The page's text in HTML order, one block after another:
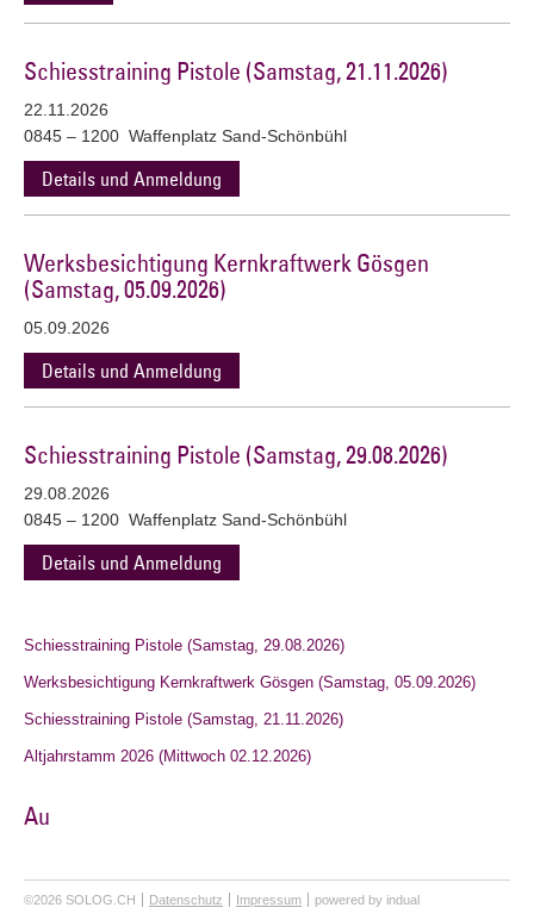
Schiesstraining Pistole (Samstag, 21.11.2026)
22.11.2026
0845 – 1200 Waffenplatz Sand-Schönbühl
Details und Anmeldung
Werksbesichtigung Kernkraftwerk Gösgen
(Samstag, 05.09.2026)
05.09.2026
Details und Anmeldung
Schiesstraining Pistole (Samstag, 29.08.2026)
29.08.2026
0845 – 1200 Waffenplatz Sand-Schönbühl
Details und Anmeldung
Schiesstraining Pistole (Samstag, 29.08.2026)
Werksbesichtigung Kernkraftwerk Gösgen (Samstag, 05.09.2026)
Schiesstraining Pistole (Samstag, 21.11.2026)
Altjahrstamm 2026 (Mittwoch 02.12.2026)
Au
©2026 SOLOG.CH Datenschutz Impressum powered by indual